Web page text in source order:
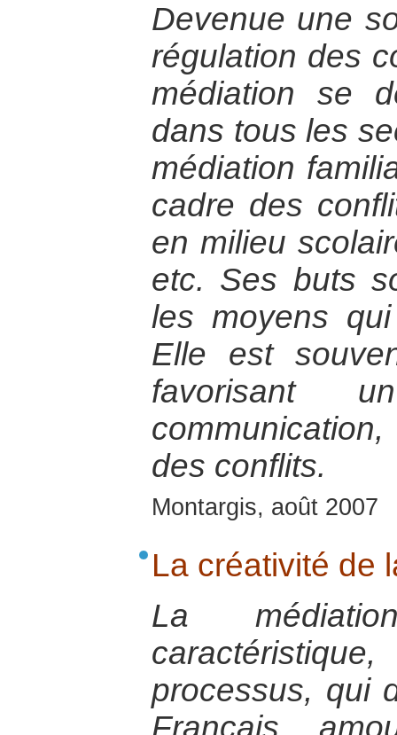
Devenue une
régulation des
médiation se
dans tous les
médiation
cadre des
en milieu
etc. Ses buts
les moyens
Elle est
favorisant
des conflits.
Montargis, août 2007
La créativité de
La
processus, qui
Français,